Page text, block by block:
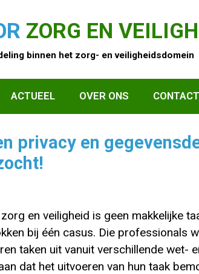
ZORG EN
binnen het zorg- en veiligheidsdomein
ACTUEEL OVER ONS CONTACT
privacy en
en veiligheid is geen makkelijke
bij één casus. Die professionals
taken uit vanuit verschillende wet-
dat het uitvoeren van hun taak